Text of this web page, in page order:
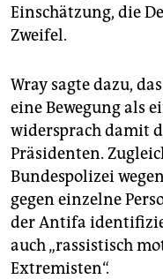
Einschätzung, die
Zweifel.
Wray sagte dazu,
eine Bewegung als
widersprach damit
Präsidenten.
Bundespolizei
gegen einzelne
der Antifa
auch „rassistisch
Extremisten“.